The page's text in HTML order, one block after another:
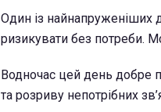
Один із найнапруженіших
ризикувати без потреби.
Водночас цей день добре
та розриву непотрібних